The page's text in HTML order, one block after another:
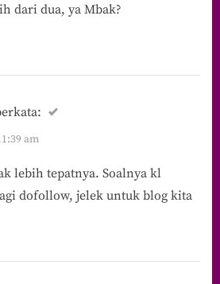
dari dua, ya Mbak?
am
lebih tepatnya. Soalnya kl
dofollow, jelek untuk blog kita